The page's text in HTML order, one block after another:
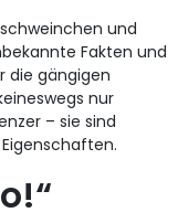
und
Fakten und
die gängigen
nur
– sie sind